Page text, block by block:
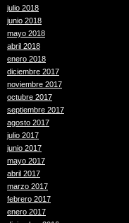
julio 2018
junio 2018
mayo 2018
abril 2018
enero 2018
diciembre 2017
noviembre 2017
octubre 2017
septiembre 2017
agosto 2017
julio 2017
junio 2017
mayo 2017
abril 2017
marzo 2017
febrero 2017
enero 2017